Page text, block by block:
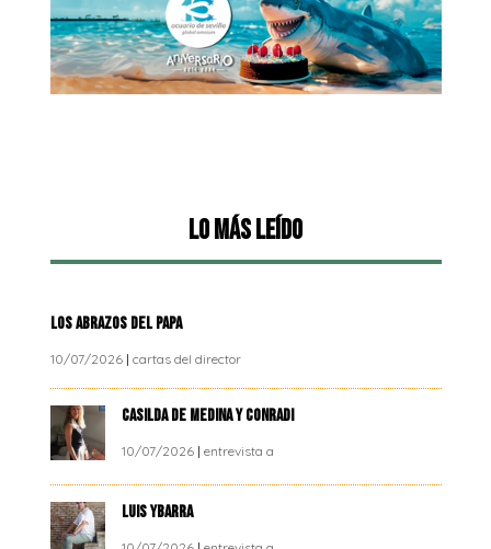
Lo más leído
LOS ABRAZOS DEL PAPA
10/07/2026| cartas del director
CASILDA DE MEDINA Y CONRADI
10/07/2026| entrevista a
LUIS YBARRA